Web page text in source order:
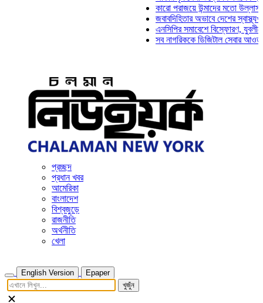
কারো পরাজয়ে উন্মাদের মতো উল্লাস করতে
জবাবদিহিতার অভাবে দেশের স্বাস্থ্যখাত
এনসিপির সমাবেশে বিস্ফোরণ, যুবলীগের দুই
সব নাগরিককে ডিজিটাল সেবার আওতায়
প্রচ্ছদ
প্রধান খবর
আমেরিকা
বাংলাদেশ
বিশ্বজুড়ে
রাজনীতি
অর্থনীতি
খেলা
English Version
Epaper
খুজুঁন